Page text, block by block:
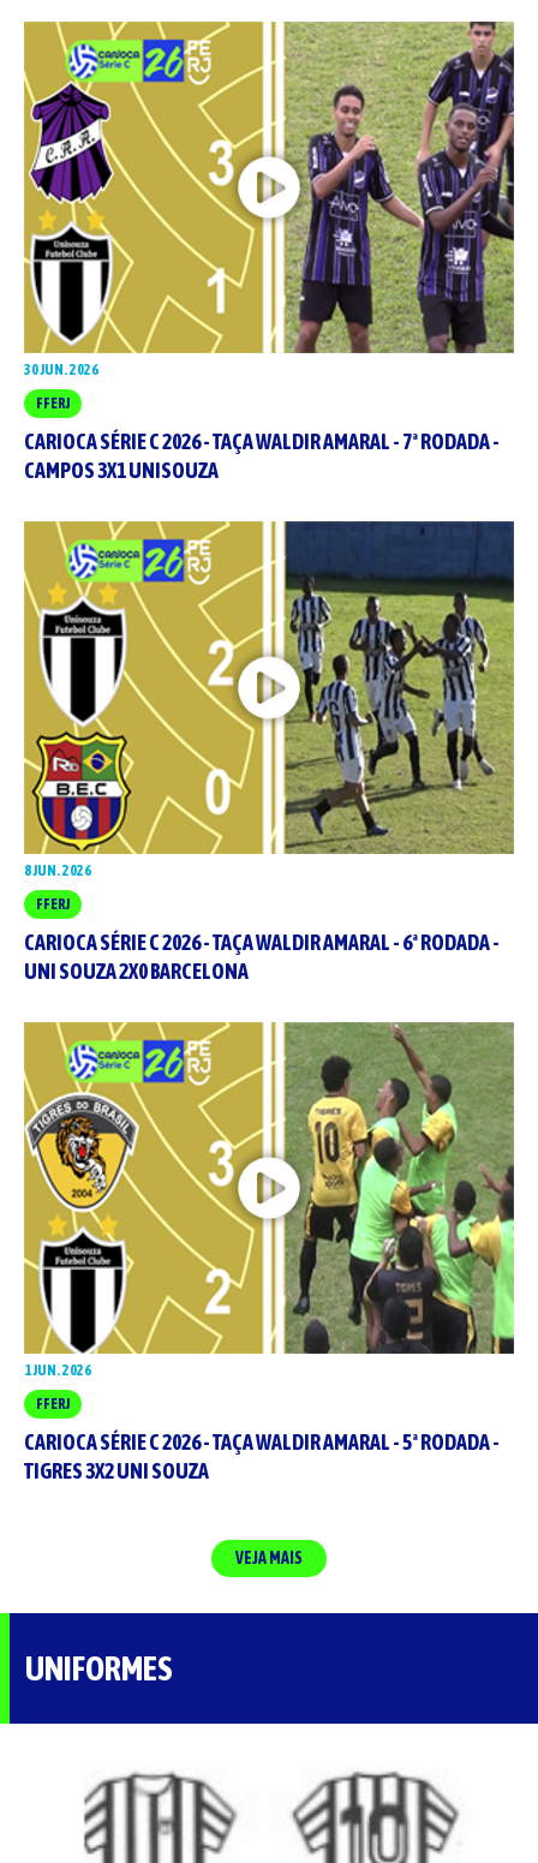
30 JUN. 2026
FFERJ
CARIOCA SÉRIE C 2026 - TAÇA WALDIR AMARAL - 7ª RODADA -
CAMPOS 3X1 UNISOUZA
8 JUN. 2026
FFERJ
CARIOCA SÉRIE C 2026 - TAÇA WALDIR AMARAL - 6ª RODADA -
UNI SOUZA 2X0 BARCELONA
1 JUN. 2026
FFERJ
CARIOCA SÉRIE C 2026 - TAÇA WALDIR AMARAL - 5ª RODADA -
TIGRES 3X2 UNI SOUZA
VEJA MAIS
UNIFORMES